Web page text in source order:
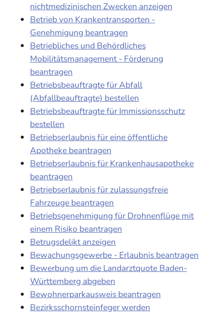
nichtmedizinischen Zwecken anzeigen
Betrieb von Krankentransporten -
Genehmigung beantragen
Betriebliches und Behördliches
Mobilitätsmanagement - Förderung
beantragen
Betriebsbeauftragte für Abfall
(Abfallbeauftragte) bestellen
Betriebsbeauftragte für Immissionsschutz
bestellen
Betriebserlaubnis für eine öffentliche
Apotheke beantragen
Betriebserlaubnis für Krankenhausapotheke
beantragen
Betriebserlaubnis für zulassungsfreie
Fahrzeuge beantragen
Betriebsgenehmigung für Drohnenflüge mit
einem Risiko beantragen
Betrugsdelikt anzeigen
Bewachungsgewerbe - Erlaubnis beantragen
Bewerbung um die Landarztquote Baden-
Württemberg abgeben
Bewohnerparkausweis beantragen
Bezirksschornsteinfeger werden